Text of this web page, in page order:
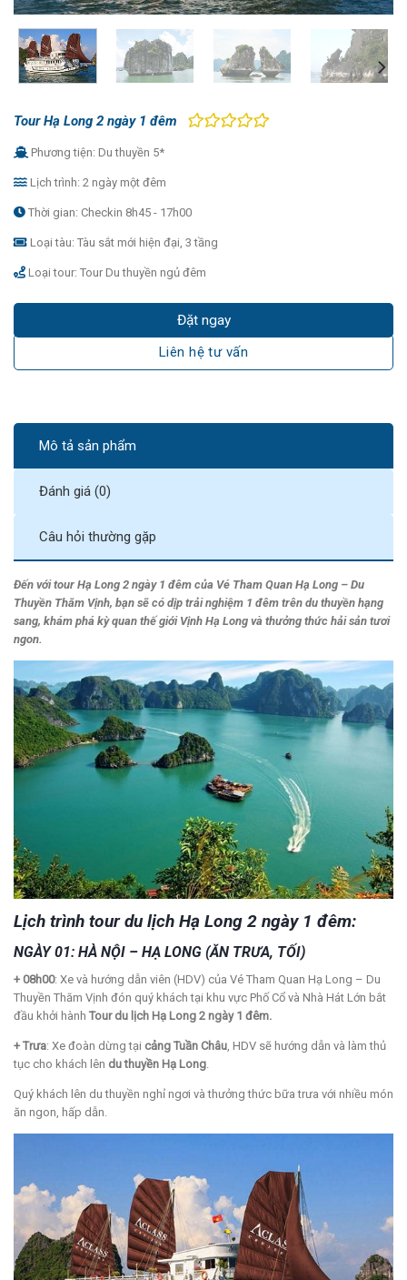
Tour Hạ Long 2 ngày 1 đêm
Phương tiện: Du thuyền 5*
Lịch trình: 2 ngày một đêm
Thời gian: Checkin 8h45 - 17h00
Loại tàu: Tàu sắt mới hiện đại, 3 tầng
Loại tour: Tour Du thuyền ngủ đêm
Đặt ngay
Liên hệ tư vấn
Mô tả sản phẩm
Đánh giá (0)
Câu hỏi thường gặp
Đến vớitour Hạ Long 2 ngày 1 đêm của Vé Tham Quan Hạ Long – Du
Thuyền Thăm Vịnh, bạn sẽ có dịp trải nghiệm 1 đêm trên du thuyền hạng
sang, khám phá kỳ quan thế giới Vịnh Hạ Long và thưởng thức hải sản tươi
ngon.
Lịch trình tour du lịch Hạ Long 2 ngày 1 đêm:
NGÀY 01: HÀ NỘI – HẠ LONG (ĂN TRƯA, TỐI)
+ 08h00: Xe và hướng dẫn viên (HDV) của Vé Tham Quan Hạ Long – Du
Thuyền Thăm Vịnh đón quý khách tại khu vực Phố Cổ và Nhà Hát Lớn bắt
đầu khởi hành Tour du lịch Hạ Long 2 ngày 1 đêm.
+ Trưa: Xe đoàn dừng tại cảng Tuần Châu, HDV sẽ hướng dẫn và làm thủ
tục cho khách lên du thuyền Hạ Long.
Quý khách lên du thuyền nghỉ ngơi và thưởng thức bữa trưa với nhiều món
ăn ngon, hấp dẫn.